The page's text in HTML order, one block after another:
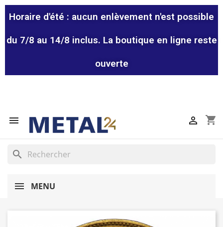
Horaire d'été : aucun enlèvement n'est possible
du 7/8 au 14/8 inclus. La boutique en ligne reste
ouverte
 shopping_cart

search
MENU